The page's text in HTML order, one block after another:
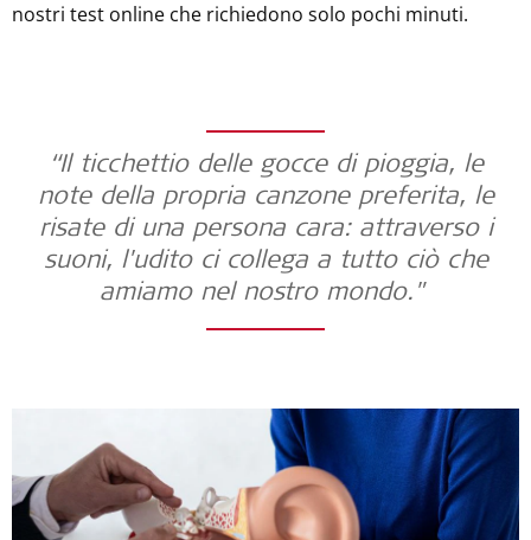
nostri test online che richiedono solo pochi minuti.
“Il ticchettio delle gocce di pioggia, le
note della propria canzone preferita, le
risate di una persona cara: attraverso i
suoni, l'udito ci collega a tutto ciò che
amiamo nel nostro mondo."